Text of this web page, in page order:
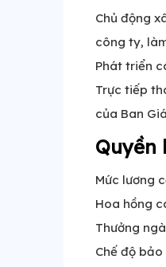
Chủ động
công ty,
Phát triển
Trực tiếp
của Ban
Quyền
Mức lương
Hoa hồng
Thưởng
Chế độ